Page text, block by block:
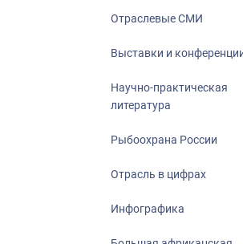
Отраслевые СМИ
Выставки и
Научно-практическая
литература
Рыбоохрана России
Отрасль в цифрах
Инфографика